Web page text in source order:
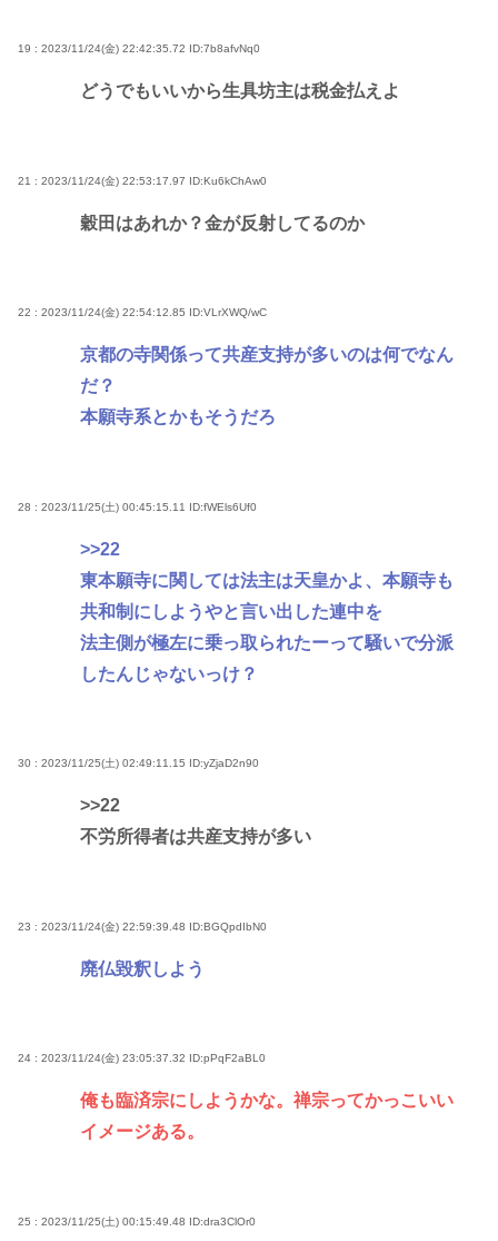
19 : 2023/11/24(金) 22:42:35.72 ID:7b8afvNq0
どうでもいいから生具坊主は税金払えよ
21 : 2023/11/24(金) 22:53:17.97 ID:Ku6kChAw0
穀田はあれか？金が反射してるのか
22 : 2023/11/24(金) 22:54:12.85 ID:VLrXWQ/wC
京都の寺関係って共産支持が多いのは何でなん
だ？
本願寺系とかもそうだろ
28 : 2023/11/25(土) 00:45:15.11 ID:fWEls6Uf0
>>22
東本願寺に関しては法主は天皇かよ、本願寺も
共和制にしようやと言い出した連中を
法主側が極左に乗っ取られたーって騒いで分派
したんじゃないっけ？
30 : 2023/11/25(土) 02:49:11.15 ID:yZjaD2n90
>>22
不労所得者は共産支持が多い
23 : 2023/11/24(金) 22:59:39.48 ID:BGQpdIbN0
廃仏毀釈しよう
24 : 2023/11/24(金) 23:05:37.32 ID:pPqF2aBL0
俺も臨済宗にしようかな。禅宗ってかっこいい
イメージある。
25 : 2023/11/25(土) 00:15:49.48 ID:dra3ClOr0